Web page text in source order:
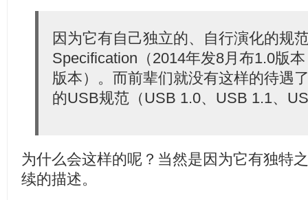
因为它有自己独立的、自行演化的规
Specification（2014年发8月布1.0版
版本）。而前辈们就没有这样的待遇
的USB规范（USB 1.0、USB 1.1、
为什么会这样的呢？当然是因为它有独特
续的描述。